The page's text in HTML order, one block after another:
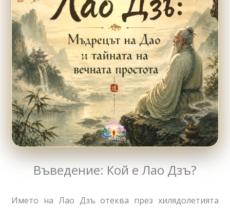
Въведение: Кой е Лао Дзъ?
Името на Лао Дзъ отеква през хилядолетията